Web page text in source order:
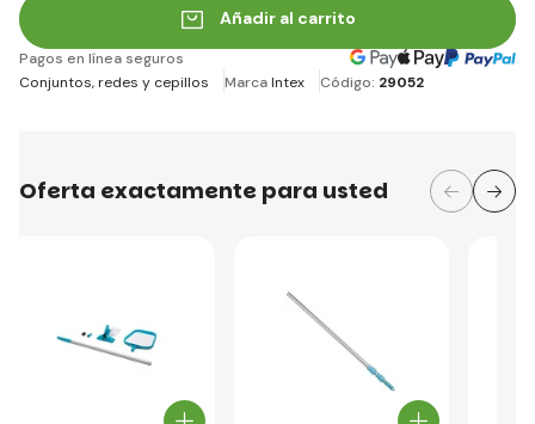
Añadir al carrito
Pagos en línea seguros
Conjuntos, redes y cepillos
MarcaIntex Código: 29052
Oferta exactamente para usted